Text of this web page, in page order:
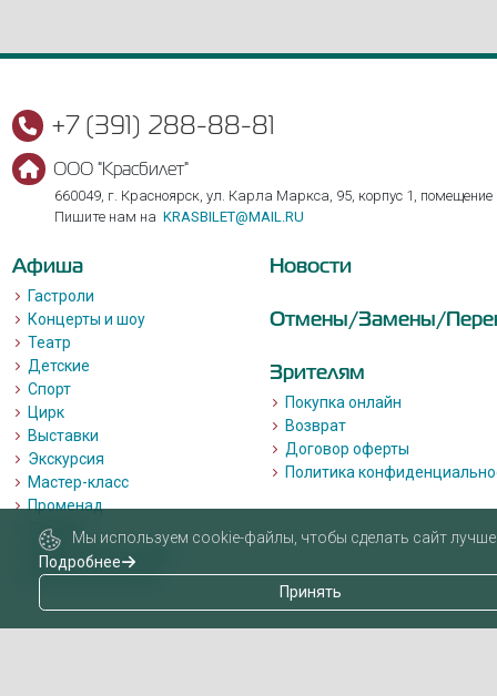
+7 (391) 288-88-81
ООО "Красбилет"
660049, г. Красноярск, ул. Карла Маркса, 95, корпус 1, помещение
Пишите нам на KRASBILET@MAIL.RU
Афиша
Гастроли
Концерты и шоу
Театр
Детские
Спорт
Цирк
Выставки
Экскурсия
Мастер-класс
Променад
Лекции
Квизы, квесты, игры.
Пушкинская карта
Новости
Отмены/Замены/
Зрителям
Покупка онлайн
Возврат
Договор оферты
Политика
Мы используем cookie-файлы, чтобы сделать сайт лучше
Подробнее
Принять